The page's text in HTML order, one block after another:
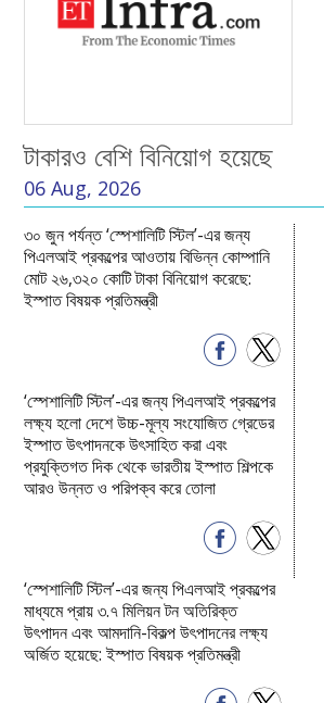
টাকারও বেশি বিনিয়োগ হয়েছে
06 Aug, 2026
৩০ জুন পর্যন্ত ‘স্পেশালিটি স্টিল’-এর জন্য
পিএলআই প্রকল্পের আওতায় বিভিন্ন কোম্পানি
মোট ২৬,৩২০ কোটি টাকা বিনিয়োগ করেছে:
ইস্পাত বিষয়ক প্রতিমন্ত্রী
‘স্পেশালিটি স্টিল’-এর জন্য পিএলআই প্রকল্পের
লক্ষ্য হলো দেশে উচ্চ-মূল্য সংযোজিত গ্রেডের
ইস্পাত উৎপাদনকে উৎসাহিত করা এবং
প্রযুক্তিগত দিক থেকে ভারতীয় ইস্পাত শিল্পকে
আরও উন্নত ও পরিপক্ব করে তোলা
‘স্পেশালিটি স্টিল’-এর জন্য পিএলআই প্রকল্পের
মাধ্যমে প্রায় ৩.৭ মিলিয়ন টন অতিরিক্ত
উৎপাদন এবং আমদানি-বিকল্প উৎপাদনের লক্ষ্য
অর্জিত হয়েছে: ইস্পাত বিষয়ক প্রতিমন্ত্রী